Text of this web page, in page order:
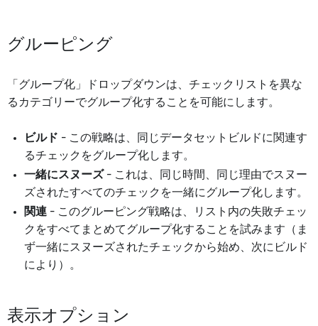
グルーピング
「グループ化」ドロップダウンは、チェックリストを異な
るカテゴリーでグループ化することを可能にします。
ビルド - この戦略は、同じデータセットビルドに関連す
るチェックをグループ化します。
一緒にスヌーズ - これは、同じ時間、同じ理由でスヌー
ズされたすべてのチェックを一緒にグループ化します。
関連 - このグルーピング戦略は、リスト内の失敗チェッ
クをすべてまとめてグループ化することを試みます（ま
ず一緒にスヌーズされたチェックから始め、次にビルド
により）。
表示オプション